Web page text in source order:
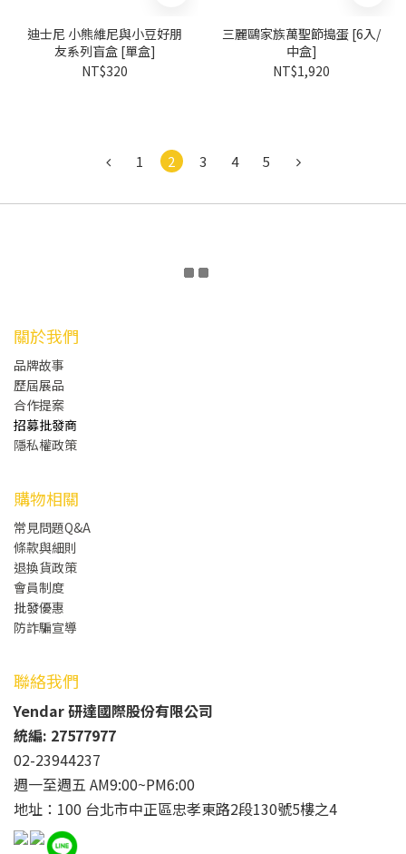
迪士尼 小熊維尼與小豆好朋
友系列盲盒 [單盒]
NT$320
三麗鷗家族萬聖節搗蛋 [6入/
中盒]
NT$1,920
1 2 3 4 5
關於我們
品牌故事
歷屆展品
合作提案
招募批發商
隱私權政策
購物相關
常見問題Q&A
條款與細則
退換貨政策
會員制度
批發優惠
防詐騙宣導
聯絡我們
Yendar 研達國際股份有限公司
統編: 27577977
02-23944237
週一至週五 AM9:00~PM6:00
地址：100 台北市中正區忠孝東路2段130號5樓之4